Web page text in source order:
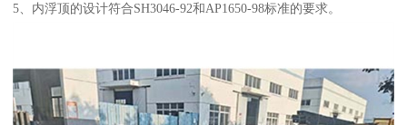
5、内浮顶的设计符合SH3046-92和AP1650-98标准的要求。